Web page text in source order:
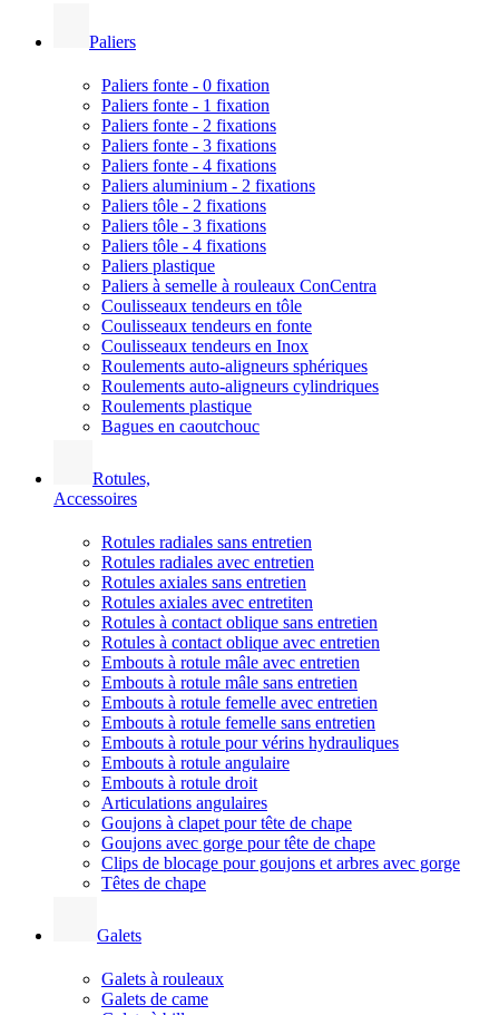
Paliers
Paliers fonte - 0 fixation
Paliers fonte - 1 fixation
Paliers fonte - 2 fixations
Paliers fonte - 3 fixations
Paliers fonte - 4 fixations
Paliers aluminium - 2 fixations
Paliers tôle - 2 fixations
Paliers tôle - 3 fixations
Paliers tôle - 4 fixations
Paliers plastique
Paliers à semelle à rouleaux ConCentra
Coulisseaux tendeurs en tôle
Coulisseaux tendeurs en fonte
Coulisseaux tendeurs en Inox
Roulements auto-aligneurs sphériques
Roulements auto-aligneurs cylindriques
Roulements plastique
Bagues en caoutchouc
Rotules,
Accessoires
Rotules radiales sans entretien
Rotules radiales avec entretien
Rotules axiales sans entretien
Rotules axiales avec entretiten
Rotules à contact oblique sans entretien
Rotules à contact oblique avec entretien
Embouts à rotule mâle avec entretien
Embouts à rotule mâle sans entretien
Embouts à rotule femelle avec entretien
Embouts à rotule femelle sans entretien
Embouts à rotule pour vérins hydrauliques
Embouts à rotule angulaire
Embouts à rotule droit
Articulations angulaires
Goujons à clapet pour tête de chape
Goujons avec gorge pour tête de chape
Clips de blocage pour goujons et arbres avec gorge
Têtes de chape
Galets
Galets à rouleaux
Galets de came